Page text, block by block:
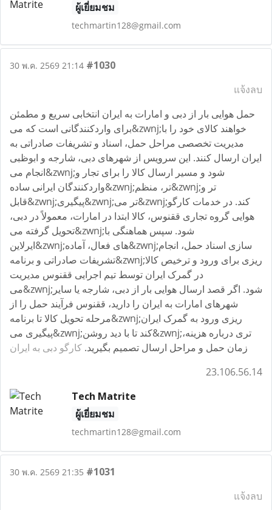
ผู้เยี่ยมชม
techmartin128@gmail.com
30 พ.ค. 2569 21:14 #1030
แจ้งลบ
حمل هوایی بار از دبی و امارات به ایران انتخابی سریع و مطمئن
برای واردکنندگانی است که می&zwnj;خواهند کالای خود را با
مدیریت تخصصی مراحل حمل، اسناد و تشریفات صادراتی به
ایران ارسال کنند. این سرویس از شهرهای دبی، شارجه و ابوظبی
انجام می&zwnj;شود و مسیر ارسال کالا را برای تجار و
واردکنندگان ایرانی ساده&zwnj;تر، منظم&zwnj;تر و
قابل&zwnj;پیگیری&zwnj;تر می&zwnj;کند. در خدمات کارگو
هوایی گروه تجاری ققنوس، کالا ابتدا در امارات، معمولاً در دبی،
تحویل گرفته می&zwnj;شود. سپس هماهنگی با
ایرلاین&zwnj;های فعال، آماده&zwnj;سازی اسناد حمل، انجام
تشریفات صادراتی و برنامه&zwnj;ریزی برای ورود و ترخیص کالا
در گمرک ایران توسط تیم اجرایی ققنوس مدیریت
می&zwnj;شود. اگر قصد ارسال هوایی بار از دبی، شارجه یا سایر
شهرهای امارات به ایران را دارید، ققنوس فرآیند حمل را از
مرحله تحویل کالا تا برنامه&zwnj;ریزی ورود به گمرک ایران
پیگیری می&zwnj;کند تا با دید روشن&zwnj;تری درباره هزینه،
زمان حمل و مراحل ارسال تصمیم بگیرید. کارگو دبی به ایران
23.106.56.14
Tech Matrite
ผู้เยี่ยมชม
techmartin128@gmail.com
30 พ.ค. 2569 21:35 #1031
แจ้งลบ